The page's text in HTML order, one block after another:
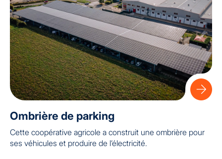
Ombrière de parking
Cette coopérative agricole a construit une ombrière pour
ses véhicules et produire de l’électricité.